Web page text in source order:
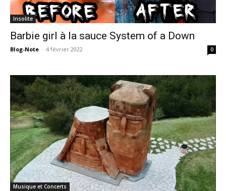
Insolite
Barbie girl à la sauce System of a Down
Blog-Note - 4 février 2022 0
Musique et Concerts